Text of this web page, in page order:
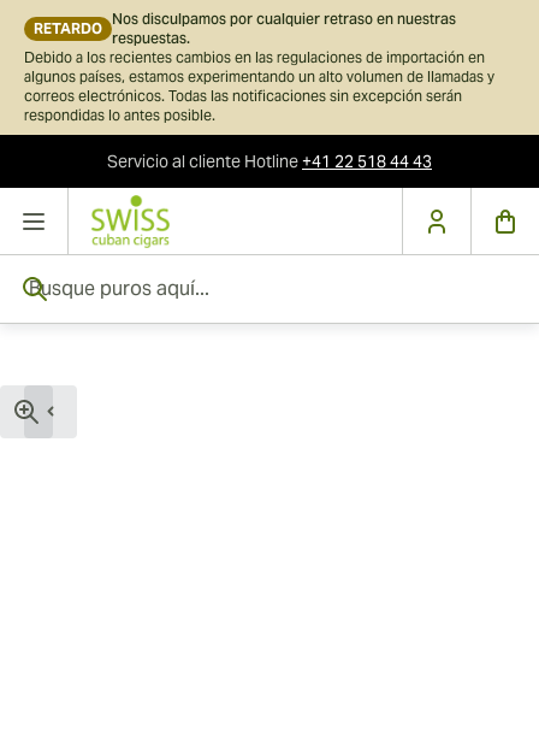
RETARDO
Nos disculpamos por cualquier retraso en nuestras
respuestas.
Debido a los recientes cambios en las regulaciones de importación en
algunos países, estamos experimentando un alto volumen de llamadas y
correos electrónicos. Todas las notificaciones sin excepción serán
respondidas lo antes posible.
Servicio al cliente Hotline+41 22 518 44 43